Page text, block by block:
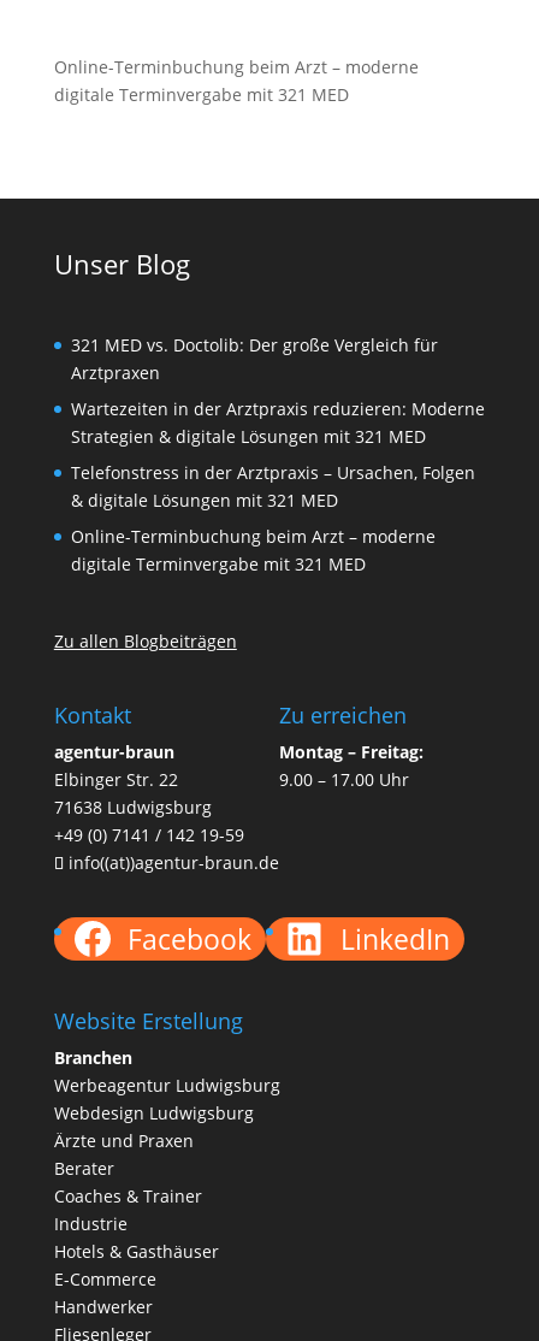
Online-Terminbuchung beim Arzt – moderne
digitale Terminvergabe mit 321 MED
Unser Blog
321 MED vs. Doctolib: Der große Vergleich für
Arztpraxen
Wartezeiten in der Arztpraxis reduzieren: Moderne
Strategien & digitale Lösungen mit 321 MED
Telefonstress in der Arztpraxis – Ursachen, Folgen
& digitale Lösungen mit 321 MED
Online-Terminbuchung beim Arzt – moderne
digitale Terminvergabe mit 321 MED
Zu allen Blogbeiträgen
Kontakt
agentur-braun
Elbinger Str. 22
71638 Ludwigsburg
+49 (0) 7141 / 142 19-59
info((at))agentur-braun.de
Zu erreichen
Montag – Freitag:
9.00 – 17.00 Uhr
Facebook LinkedIn
Website Erstellung
Branchen
Werbeagentur Ludwigsburg
Webdesign Ludwigsburg
Ärzte und Praxen
Berater
Coaches & Trainer
Industrie
Hotels & Gasthäuser
E-Commerce
Handwerker
Fliesenleger